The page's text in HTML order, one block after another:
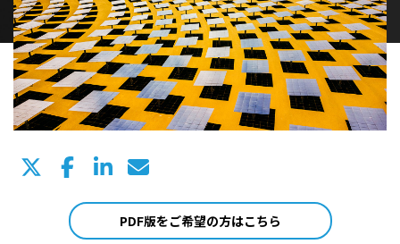
PDF版をご希望の方はこちら